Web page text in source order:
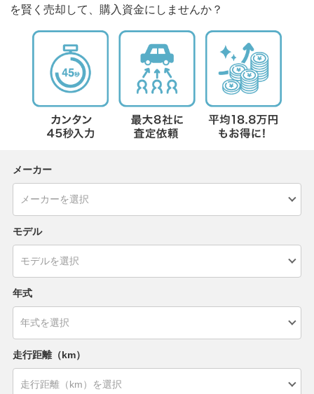
を賢く売却して、購入資金にしませんか？
メーカー
モデル
年式
走行距離（km）